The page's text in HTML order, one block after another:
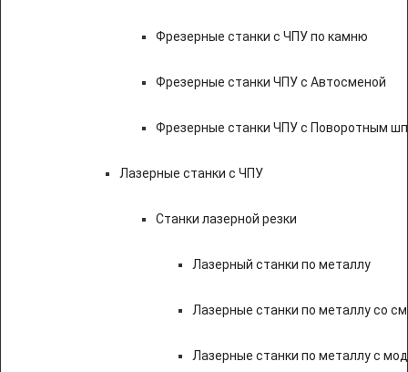
Фрезерные станки с ЧПУ по камню
Фрезерные станки ЧПУ с Автосменой
Фрезерные станки ЧПУ с Поворотным
Лазерные станки с ЧПУ
Станки лазерной резки
Лазерный станки по металлу
Лазерные станки по металлу со
Лазерные станки по металлу с